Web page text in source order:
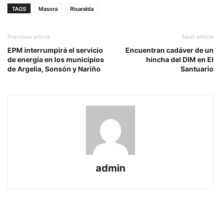
TAGS Masora Risaralda
Previous article
EPM interrumpirá el servicio
de energía en los municipios
de Argelia, Sonsón y Nariño
Next article
Encuentran cadáver de un
hincha del DIM en El
Santuario
admin